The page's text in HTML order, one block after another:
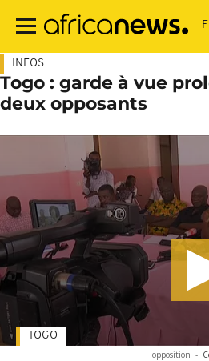
contenu
INFOS
Togo : garde à vue
deux opposants
opposition -
TOGO